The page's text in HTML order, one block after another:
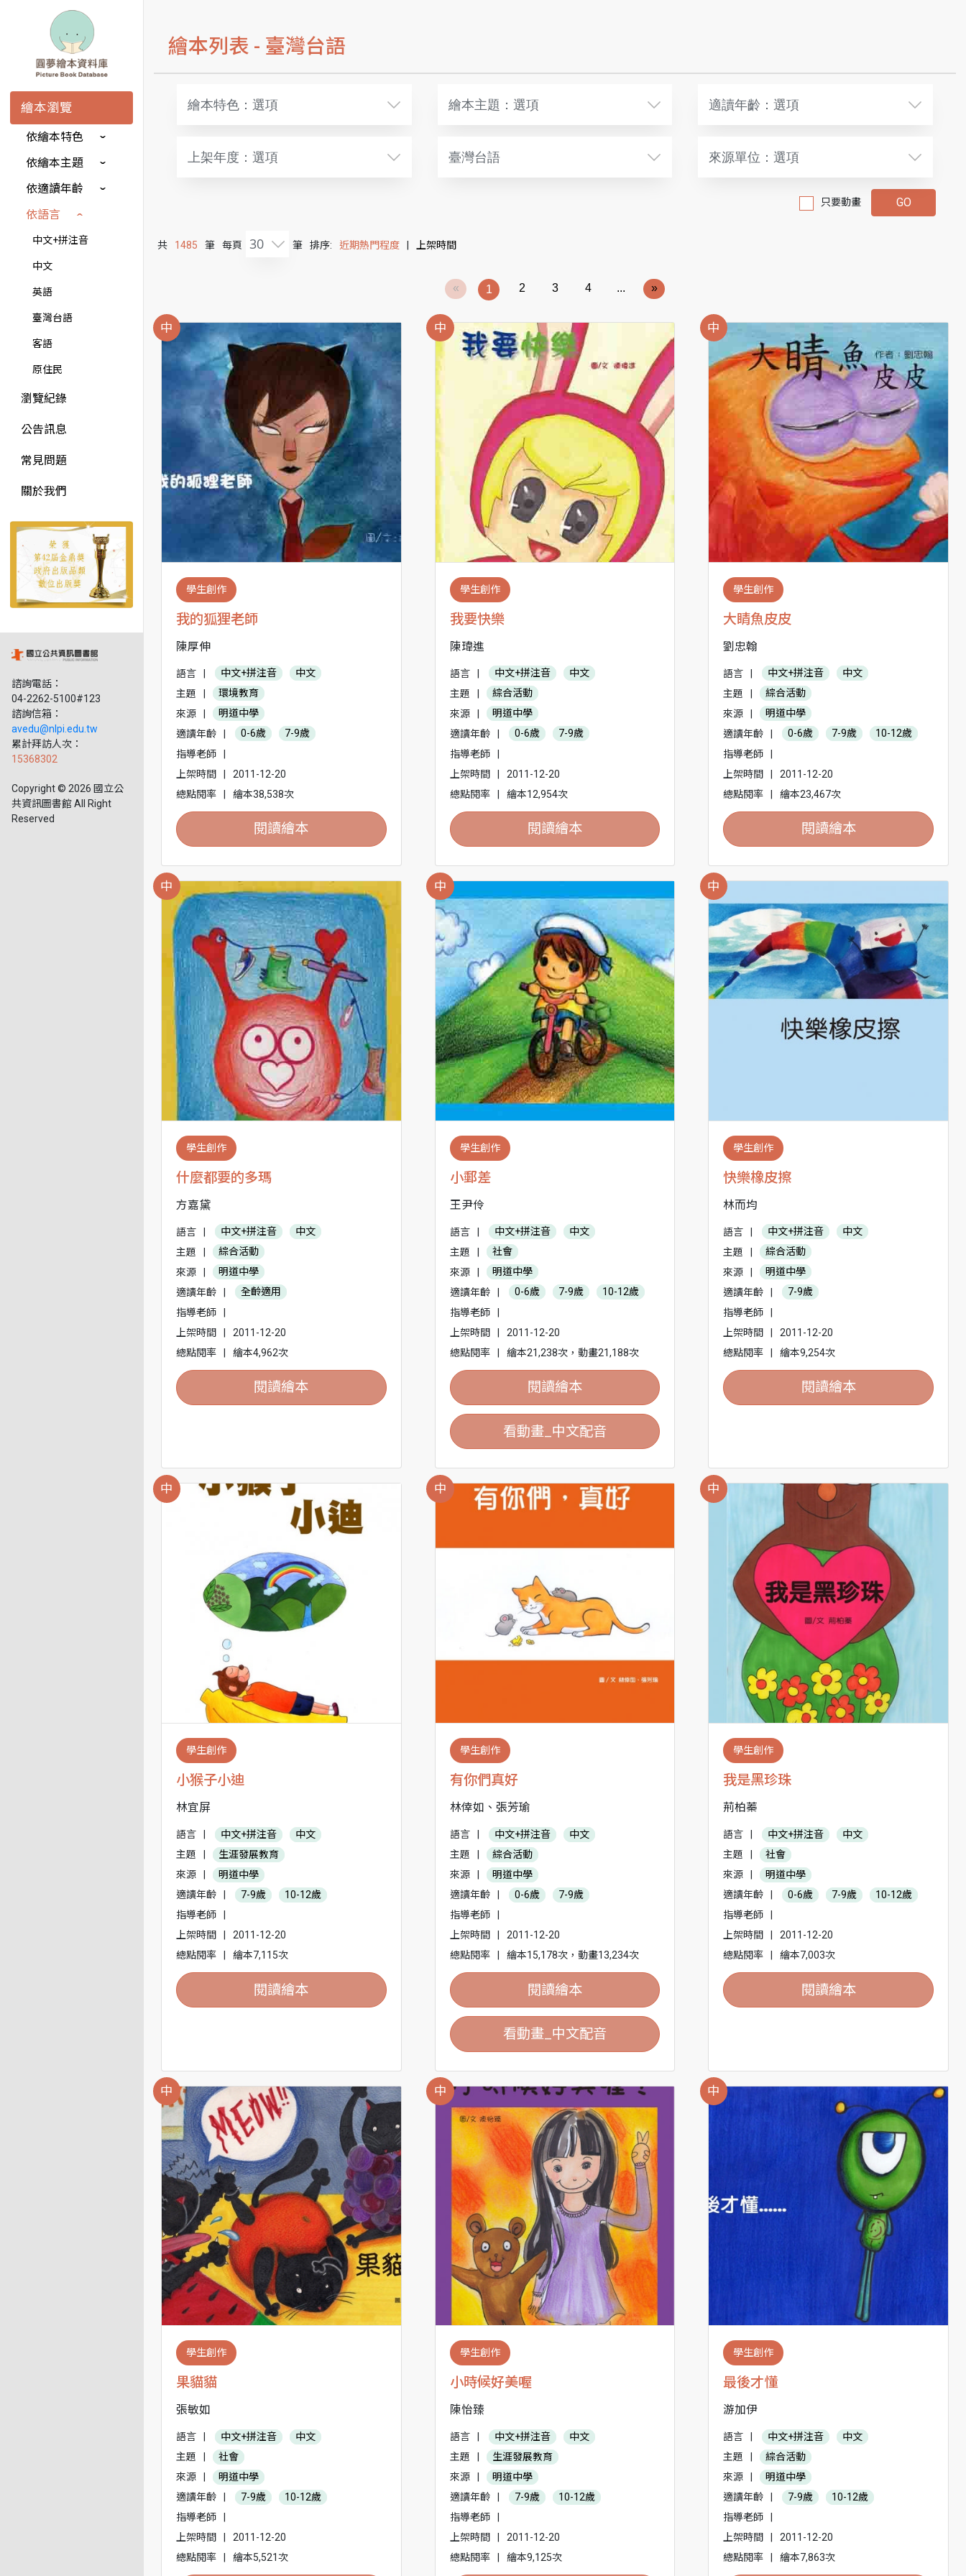
繪本瀏覽
依繪本特色
依繪本主題
依適讀年齡
依語言
中文+拼注音
中文
英語
臺灣台語
客語
原住民
瀏覽紀錄
公告訊息
常見問題
關於我們
諮詢電話：
04-2262-5100#123
諮詢信箱：
avedu@nlpi.edu.tw
累計拜訪人次：
15368302
Copyright © 2026 國立公
共資訊圖書館 All Right
Reserved
繪本列表 - 臺灣台語
繪本特色：選項 繪本主題：選項 適讀年齡：選項
上架年度：選項 臺灣台語 來源單位：選項
只要動畫
共 1485 筆 每頁 30 筆 排序: 近期熱門程度 上架時間
« 1 2 3 4 ... »
中
學生創作
我的狐狸老師
陳厚伸
語言 中文+拼注音
中文
主題
環境教育
來源
明道中學
適讀年齡
0-6歲
7-9歲
指導老師
上架時間
2011-12-20
總點閱率
繪本38,538次
閱讀繪本
中
學生創作
我要快樂
陳瑋進
語言 中文+拼注音
中文
主題
綜合活動
來源
明道中學
適讀年齡
0-6歲
7-9歲
指導老師
上架時間
2011-12-20
總點閱率
繪本12,954次
閱讀繪本
中
學生創作
大睛魚皮皮
劉忠翰
語言 中文+拼注音
中文
主題
綜合活動
來源
明道中學
適讀年齡
0-6歲 7-9歲
10-12歲
指導老師
上架時間
2011-12-20
總點閱率
繪本23,467次
閱讀繪本
中
學生創作
什麼都要的多瑪
方嘉黛
語言 中文+拼注音
中文
主題
綜合活動
來源
明道中學
適讀年齡
全齡適用
指導老師
上架時間
2011-12-20
總點閱率
繪本4,962次
閱讀繪本
中
學生創作
小郵差
王尹伶
語言 中文+拼注音
中文
主題
社會
來源
明道中學
適讀年齡
0-6歲 7-9歲
10-12歲
指導老師
上架時間
2011-12-20
總點閱率
繪本21,238次，動畫21,188次
閱讀繪本
看動畫_中文配音
中
學生創作
快樂橡皮擦
林而均
語言 中文+拼注音
中文
主題
綜合活動
來源
明道中學
適讀年齡
7-9歲
指導老師
上架時間
2011-12-20
總點閱率
繪本9,254次
閱讀繪本
中
學生創作
小猴子小迪
林宜屏
語言 中文+拼注音
中文
主題
生涯發展教育
來源
明道中學
適讀年齡
7-9歲
10-12歲
指導老師
上架時間
2011-12-20
總點閱率
繪本7,115次
閱讀繪本
中
學生創作
有你們真好
林倖如、張芳瑜
語言 中文+拼注音
中文
主題
綜合活動
來源
明道中學
適讀年齡
0-6歲
7-9歲
指導老師
上架時間
2011-12-20
總點閱率
繪本15,178次，動畫13,234次
閱讀繪本
看動畫_中文配音
中
學生創作
我是黑珍珠
荊柏蓁
語言 中文+拼注音
中文
主題
社會
來源
明道中學
適讀年齡
0-6歲 7-9歲
10-12歲
指導老師
上架時間
2011-12-20
總點閱率
繪本7,003次
閱讀繪本
中
學生創作
果貓貓
張敏如
語言 中文+拼注音
中文
主題
社會
來源
明道中學
適讀年齡
7-9歲
10-12歲
指導老師
上架時間
2011-12-20
總點閱率
繪本5,521次
中
學生創作
小時候好美喔
陳怡臻
語言 中文+拼注音
中文
主題
生涯發展教育
來源
明道中學
適讀年齡
7-9歲
10-12歲
指導老師
上架時間
2011-12-20
總點閱率
繪本9,125次
中
學生創作
最後才懂
游加伊
語言 中文+拼注音
中文
主題
綜合活動
來源
明道中學
適讀年齡
7-9歲
10-12歲
指導老師
上架時間
2011-12-20
總點閱率
繪本7,863次